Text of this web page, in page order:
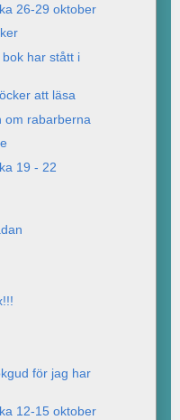
26-29 oktober
har stått i
att läsa
om rabarberna
19 - 22
för jag har
12-15 oktober